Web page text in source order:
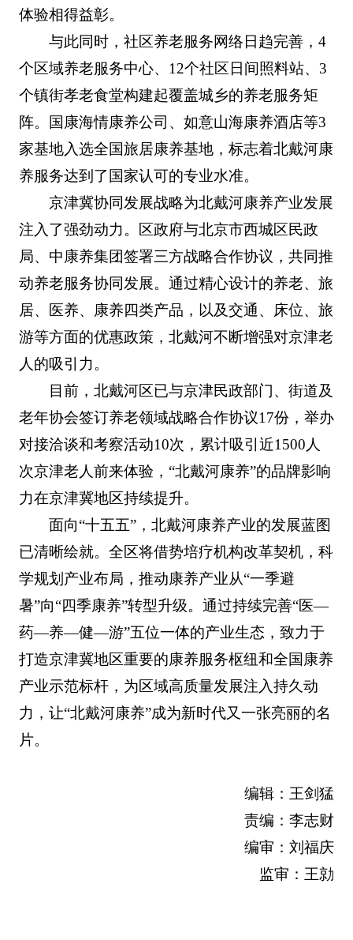
体验相得益彰。
与此同时，社区养老服务网络日趋完善，4
个区域养老服务中心、12个社区日间照料站、3
个镇街孝老食堂构建起覆盖城乡的养老服务矩
阵。国康海情康养公司、如意山海康养酒店等3
家基地入选全国旅居康养基地，标志着北戴河康
养服务达到了国家认可的专业水准。
京津冀协同发展战略为北戴河康养产业发展
注入了强劲动力。区政府与北京市西城区民政
局、中康养集团签署三方战略合作协议，共同推
动养老服务协同发展。通过精心设计的养老、旅
居、医养、康养四类产品，以及交通、床位、旅
游等方面的优惠政策，北戴河不断增强对京津老
人的吸引力。
目前，北戴河区已与京津民政部门、街道及
老年协会签订养老领域战略合作协议17份，举办
对接洽谈和考察活动10次，累计吸引近1500人
次京津老人前来体验，“北戴河康养”的品牌影响
力在京津冀地区持续提升。
面向“十五五”，北戴河康养产业的发展蓝图
已清晰绘就。全区将借势培疗机构改革契机，科
学规划产业布局，推动康养产业从“一季避
暑”向“四季康养”转型升级。通过持续完善“医—
药—养—健—游”五位一体的产业生态，致力于
打造京津冀地区重要的康养服务枢纽和全国康养
产业示范标杆，为区域高质量发展注入持久动
力，让“北戴河康养”成为新时代又一张亮丽的名
片。
编辑：王剑猛
责编：李志财
编审：刘福庆
监审：王勍